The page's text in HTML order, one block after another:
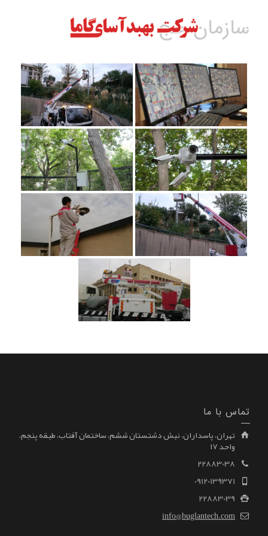
سازمان حج
تماس با ما
تهران، پاسداران، نبش دشتستان ششم، ساختمان آفتاب، طبقه پنجم،
واحد ۱۷
22883038
09120139371
22883039
info@buglantech.com